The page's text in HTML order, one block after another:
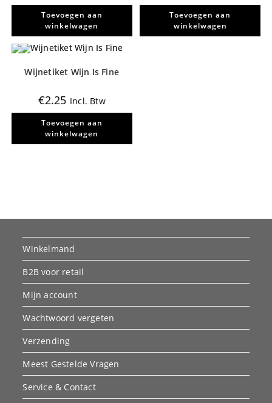
Toevoegen aan
winkelwagen
Toevoegen aan
winkelwagen
Wijnetiket Wijn Is Fine
€2.25 Incl. Btw
Toevoegen aan
winkelwagen
Winkelmand
B2B voor retail
Mijn account
Wachtwoord vergeten
Verzending
Meest Gestelde Vragen
Service & Contact